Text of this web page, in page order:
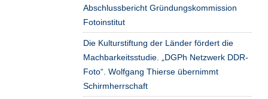
Abschlussbericht Gründungskommission
Fotoinstitut
Die Kulturstiftung der Länder fördert die
Machbarkeitsstudie. „DGPh Netzwerk DDR-
Foto“. Wolfgang Thierse übernimmt
Schirmherrschaft